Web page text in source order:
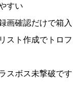
すい
画確認だけで箱入
スト作成でトロフ
スボス未撃破です